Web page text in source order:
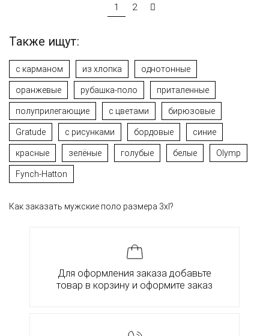
1 2
Также ищут:
с карманом из хлопка однотонные
оранжевые рубашка-поло приталенные
полуприлегающие с цветами бирюзовые
Gratude с рисунками бордовые синие
красные зелёные голубые белые Olymp
Fynch-Hatton
Как заказать мужские поло размера 3xl?
Для оформления заказа добавьте
товар в корзину и оформите заказ